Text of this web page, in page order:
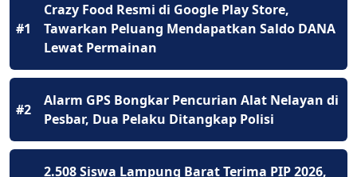
#1
Crazy Food Resmi di Google Play Store,
Tawarkan Peluang Mendapatkan Saldo DANA
Lewat Permainan
#2
Alarm GPS Bongkar Pencurian Alat Nelayan di
Pesbar, Dua Pelaku Ditangkap Polisi
2.508 Siswa Lampung Barat Terima PIP 2026,